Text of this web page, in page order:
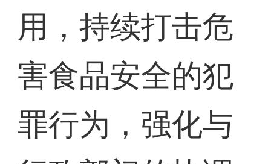
用，持续打击危
害食品安全的犯
罪行为，强化与